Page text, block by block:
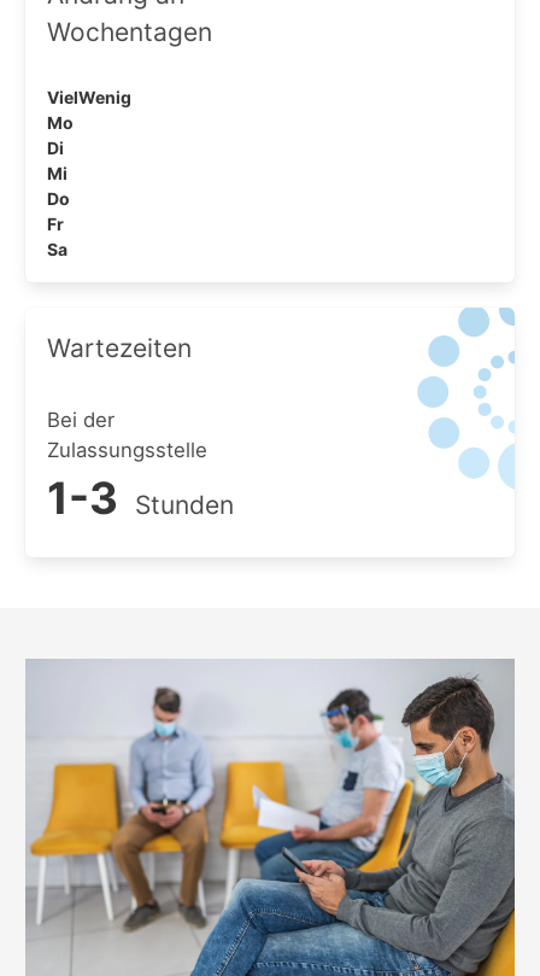
Wochentagen
VielWenig
Mo
Di
Mi
Do
Fr
Sa
Wartezeiten
Bei der
Zulassungsstelle
1-3 Stunden